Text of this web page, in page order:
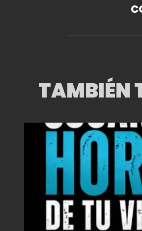
AÑO EN
TAMBIÉN